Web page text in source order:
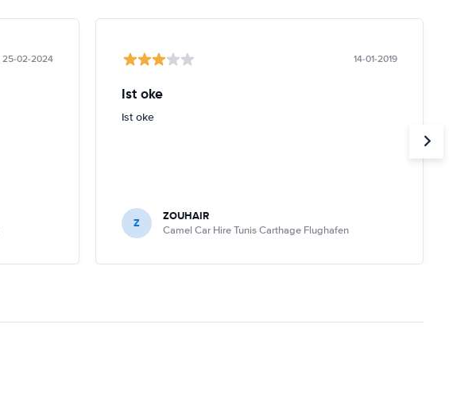
25-02-2024 14-01-2019
Ist oke
Ist oke
Z ZOUHAIR
Camel Car Hire Tunis Carthage Flughafen